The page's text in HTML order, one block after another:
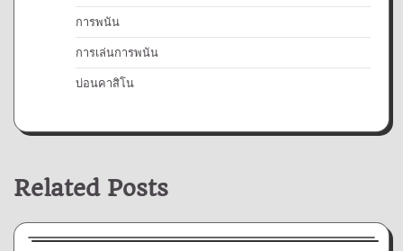
การพนัน
การเล่นการพนัน
บ่อนคาสิโน
Related Posts